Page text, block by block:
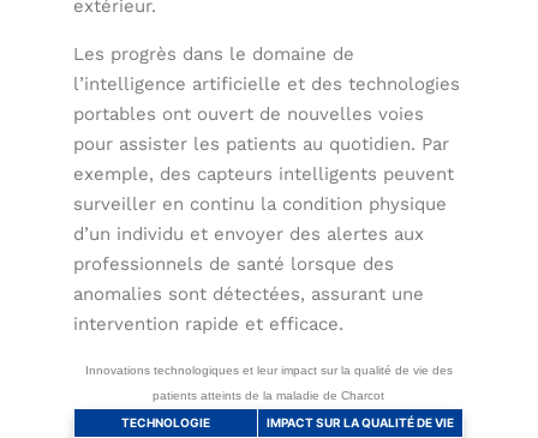
extérieur.
Les progrès dans le domaine de
l’intelligence artificielle et des technologies
portables ont ouvert de nouvelles voies
pour assister les patients au quotidien. Par
exemple, des capteurs intelligents peuvent
surveiller en continu la condition physique
d’un individu et envoyer des alertes aux
professionnels de santé lorsque des
anomalies sont détectées, assurant une
intervention rapide et efficace.
Innovations technologiques et leur impact sur la qualité de vie des
patients atteints de la maladie de Charcot
TECHNOLOGIE IMPACT SUR LA QUALITÉ DE VIE